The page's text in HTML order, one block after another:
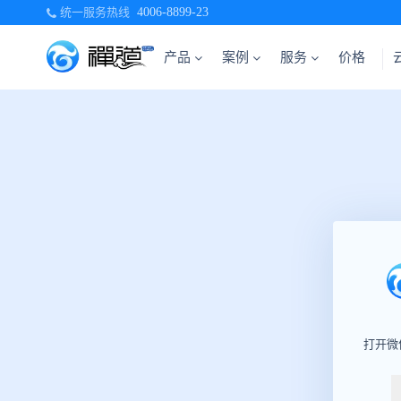
统一服务热线 4006-8899-23
产品 案例 服务 价格
打开